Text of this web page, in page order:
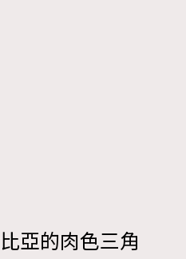
亞的肉色三角